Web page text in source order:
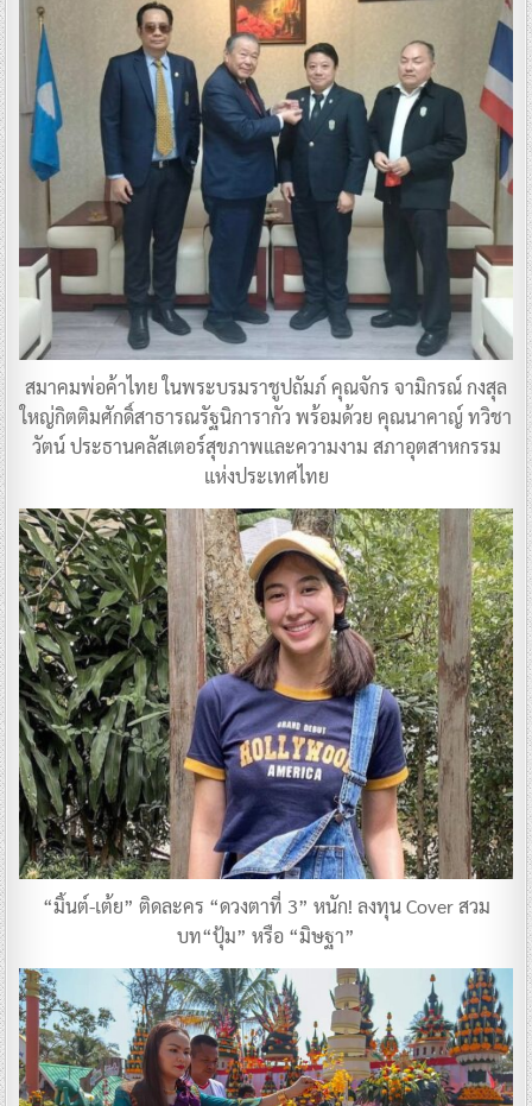
สมาคมพ่อค้าไทย ในพระบรมราชูปถัมภ์ คุณจักร จามิกรณ์ กงสุล
ใหญ่กิตติมศักดิ์สาธารณรัฐนิการากัว พร้อมด้วย คุณนาคาญ์ ทวิชา
วัตน์ ประธานคลัสเตอร์สุขภาพและความงาม สภาอุตสาหกรรม
แห่งประเทศไทย
“มิ้นต์-เต้ย” ติดละคร “ดวงตาที่ 3” หนัก! ลงทุน Cover สวม
บท“ปุ้ม” หรือ “มิษฐา”